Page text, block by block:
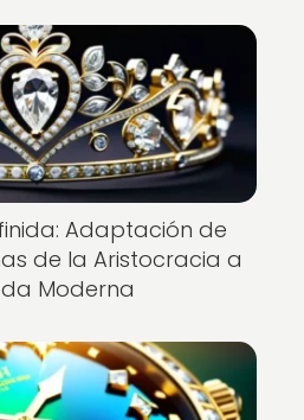
Adaptación de
de la Aristocracia a
Moderna